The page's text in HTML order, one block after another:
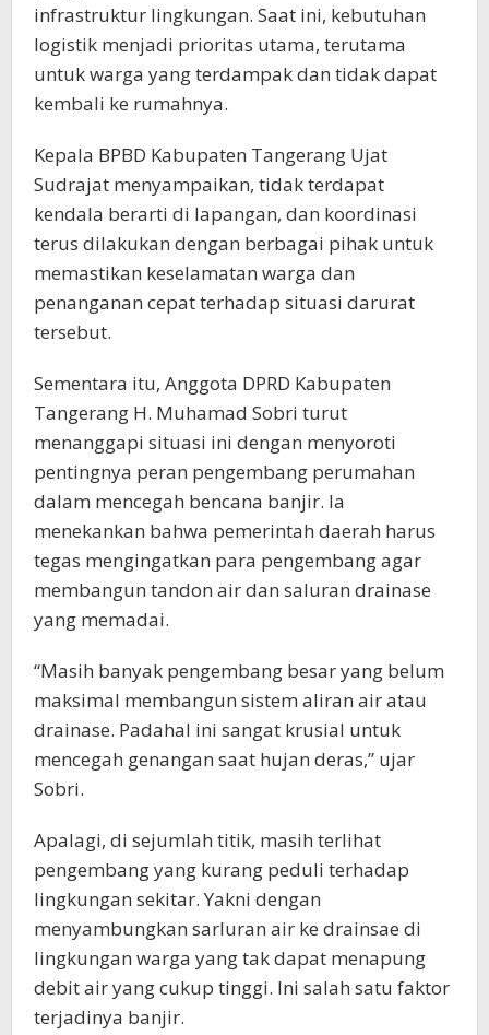
infrastruktur lingkungan. Saat ini, kebutuhan
logistik menjadi prioritas utama, terutama
untuk warga yang terdampak dan tidak dapat
kembali ke rumahnya.
Kepala BPBD Kabupaten Tangerang Ujat
Sudrajat menyampaikan, tidak terdapat
kendala berarti di lapangan, dan koordinasi
terus dilakukan dengan berbagai pihak untuk
memastikan keselamatan warga dan
penanganan cepat terhadap situasi darurat
tersebut.
Sementara itu, Anggota DPRD Kabupaten
Tangerang H. Muhamad Sobri turut
menanggapi situasi ini dengan menyoroti
pentingnya peran pengembang perumahan
dalam mencegah bencana banjir. Ia
menekankan bahwa pemerintah daerah harus
tegas mengingatkan para pengembang agar
membangun tandon air dan saluran drainase
yang memadai.
“Masih banyak pengembang besar yang belum
maksimal membangun sistem aliran air atau
drainase. Padahal ini sangat krusial untuk
mencegah genangan saat hujan deras,” ujar
Sobri.
Apalagi, di sejumlah titik, masih terlihat
pengembang yang kurang peduli terhadap
lingkungan sekitar. Yakni dengan
menyambungkan sarluran air ke drainsae di
lingkungan warga yang tak dapat menapung
debit air yang cukup tinggi. Ini salah satu faktor
terjadinya banjir.